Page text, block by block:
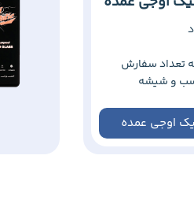
تعداد سفارش
و شیشه
اوجی عمده